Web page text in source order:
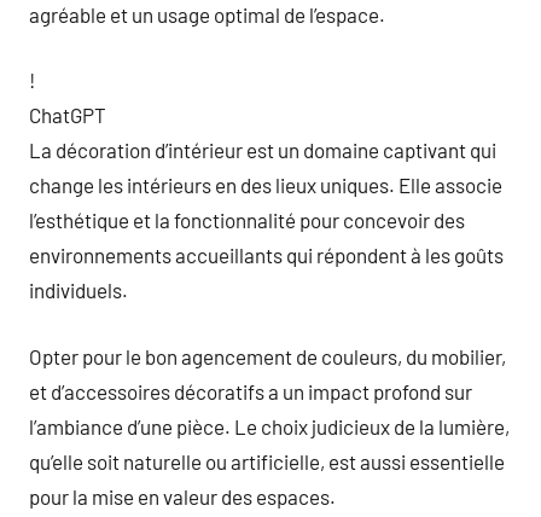
agréable et un usage optimal de l’espace.
!
ChatGPT
La décoration d’intérieur est un domaine captivant qui
change les intérieurs en des lieux uniques. Elle associe
l’esthétique et la fonctionnalité pour concevoir des
environnements accueillants qui répondent à les goûts
individuels.
Opter pour le bon agencement de couleurs, du mobilier,
et d’accessoires décoratifs a un impact profond sur
l’ambiance d’une pièce. Le choix judicieux de la lumière,
qu’elle soit naturelle ou artificielle, est aussi essentielle
pour la mise en valeur des espaces.